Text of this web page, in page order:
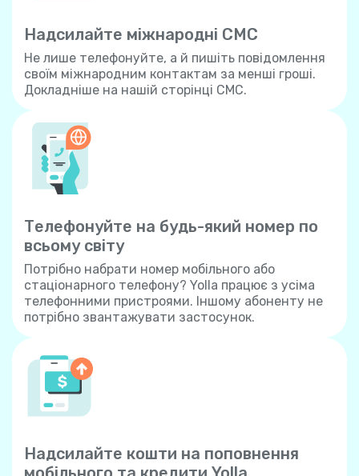
Надсилайте міжнародні СМС
Не лише телефонуйте, а й пишіть повідомлення
своїм міжнародним контактам за менші гроші.
Докладніше на нашій сторінці СМС.
Телефонуйте на будь-який номер по
всьому світу
Потрібно набрати номер мобільного або
стаціонарного телефону? Yolla працює з усіма
телефонними пристроями. Іншому абоненту не
потрібно звантажувати застосунок.
Надсилайте кошти на поповнення